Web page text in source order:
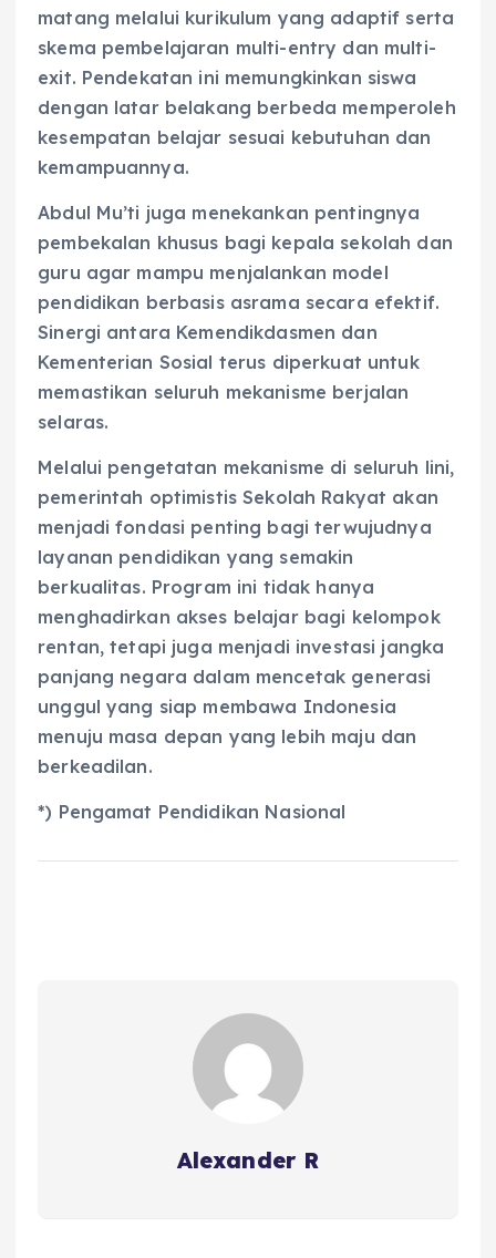
matang melalui kurikulum yang adaptif serta
skema pembelajaran multi-entry dan multi-
exit. Pendekatan ini memungkinkan siswa
dengan latar belakang berbeda memperoleh
kesempatan belajar sesuai kebutuhan dan
kemampuannya.
Abdul Mu’ti juga menekankan pentingnya
pembekalan khusus bagi kepala sekolah dan
guru agar mampu menjalankan model
pendidikan berbasis asrama secara efektif.
Sinergi antara Kemendikdasmen dan
Kementerian Sosial terus diperkuat untuk
memastikan seluruh mekanisme berjalan
selaras.
Melalui pengetatan mekanisme di seluruh lini,
pemerintah optimistis Sekolah Rakyat akan
menjadi fondasi penting bagi terwujudnya
layanan pendidikan yang semakin
berkualitas. Program ini tidak hanya
menghadirkan akses belajar bagi kelompok
rentan, tetapi juga menjadi investasi jangka
panjang negara dalam mencetak generasi
unggul yang siap membawa Indonesia
menuju masa depan yang lebih maju dan
berkeadilan.
*) Pengamat Pendidikan Nasional
Alexander R